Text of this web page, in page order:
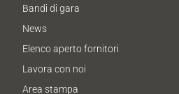
Bandi di gara
News
Elenco aperto fornitori
Lavora con noi
Area stampa